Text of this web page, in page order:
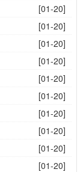
[01-20]
[01-20]
[01-20]
[01-20]
[01-20]
[01-20]
[01-20]
[01-20]
[01-20]
[01-20]